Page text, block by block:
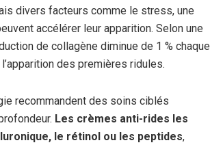
divers facteurs comme le stress, une
accélérer leur apparition. Selon une
de collagène diminue de 1 % chaque
des premières ridules.
recommandent des soins ciblés
Les crèmes anti-rides les
le rétinol ou les peptides,